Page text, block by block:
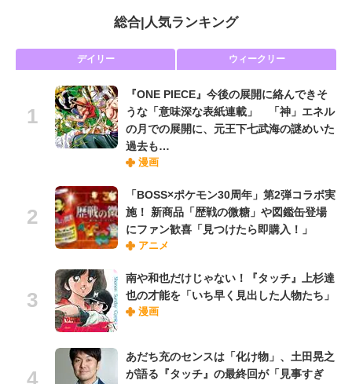
総合 人気ランキング
デイリー ウィークリー
『ONE PIECE』今後の展開に絡んできそ
うな「意味深な表紙連載」 「神」エネル
の月での展開に、元王下七武海の謎めいた
過去も…
漫画
「BOSS×ポケモン30周年」第2弾コラボ実
施！ 新商品「歴戦の微糖」や図鑑缶登場
にファン歓喜「見つけたら即購入！」
アニメ
南や和也だけじゃない！『タッチ』上杉達
也の才能を「いち早く見出した人物たち」
漫画
あだち充のセンスは「化け物」、土田晃之
が語る『タッチ』の最終回が「見事すぎ